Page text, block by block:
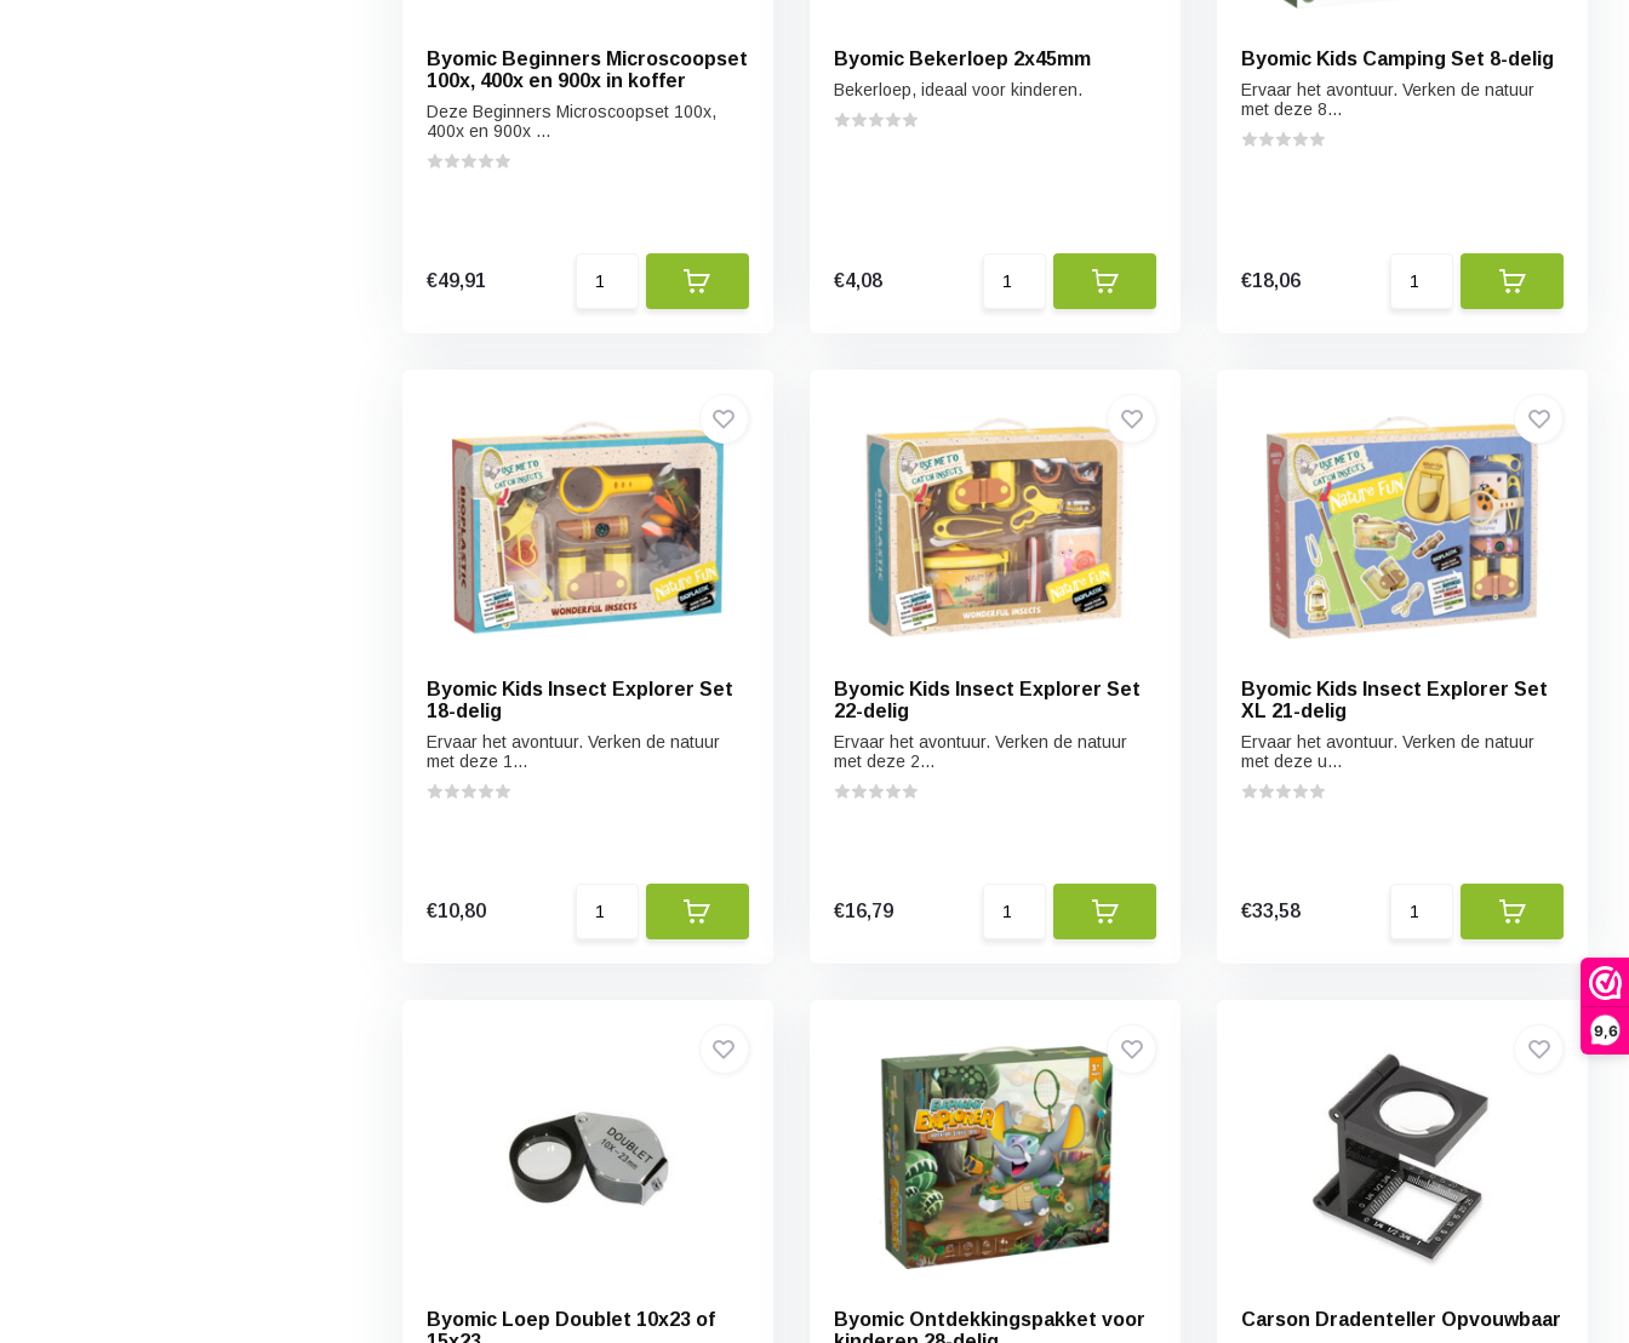
9,6
Byomic Beginners Microscoopset
100x, 400x en 900x in koffer
Deze Beginners Microscoopset 100x,
400x en 900x ...
€49,91
Byomic Bekerloep 2x45mm
Bekerloep, ideaal voor kinderen.
€4,08
Byomic Kids Camping Set 8-delig
Ervaar het avontuur. Verken de natuur
met deze 8...
€18,06
Byomic Kids Insect Explorer Set
18-delig
Ervaar het avontuur. Verken de natuur
met deze 1...
€10,80
Byomic Kids Insect Explorer Set
22-delig
Ervaar het avontuur. Verken de natuur
met deze 2...
€16,79
Byomic Kids Insect Explorer Set
XL 21-delig
Ervaar het avontuur. Verken de natuur
met deze u...
€33,58
Byomic Loep Doublet 10x23 of
Byomic Ontdekkingspakket voor
Carson Dradenteller Opvouwbaar